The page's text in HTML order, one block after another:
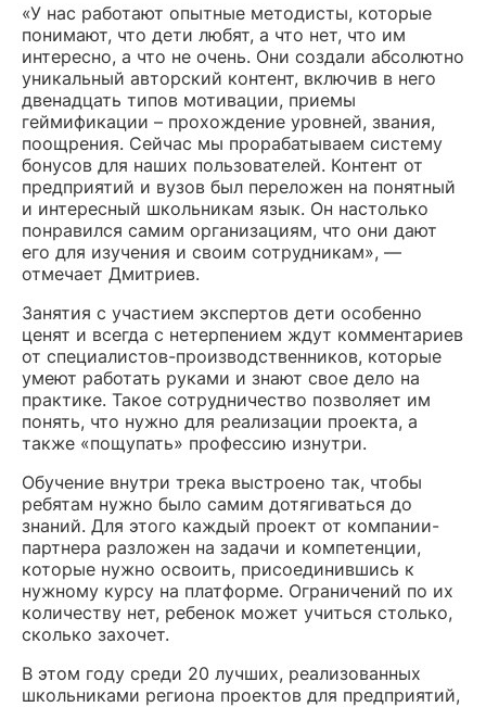
«У нас работают опытные методисты, которые
понимают, что дети любят, а что нет, что им
интересно, а что не очень. Они создали абсолютно
уникальный авторский контент, включив в него
двенадцать типов мотивации, приемы
геймификации – прохождение уровней, звания,
поощрения. Сейчас мы прорабатываем систему
бонусов для наших пользователей. Контент от
предприятий и вузов был переложен на понятный
и интересный школьникам язык. Он настолько
понравился самим организациям, что они дают
его для изучения и своим сотрудникам», —
отмечает Дмитриев.
Занятия с участием экспертов дети особенно
ценят и всегда с нетерпением ждут комментариев
от специалистов-производственников, которые
умеют работать руками и знают свое дело на
практике. Такое сотрудничество позволяет им
понять, что нужно для реализации проекта, а
также «пощупать» профессию изнутри.
Обучение внутри трека выстроено так, чтобы
ребятам нужно было самим дотягиваться до
знаний. Для этого каждый проект от компании-
партнера разложен на задачи и компетенции,
которые нужно освоить, присоединившись к
нужному курсу на платформе. Ограничений по их
количеству нет, ребенок может учиться столько,
сколько захочет.
В этом году среди 20 лучших, реализованных
школьниками региона проектов для предприятий,